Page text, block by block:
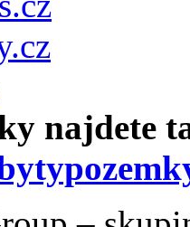
najdete